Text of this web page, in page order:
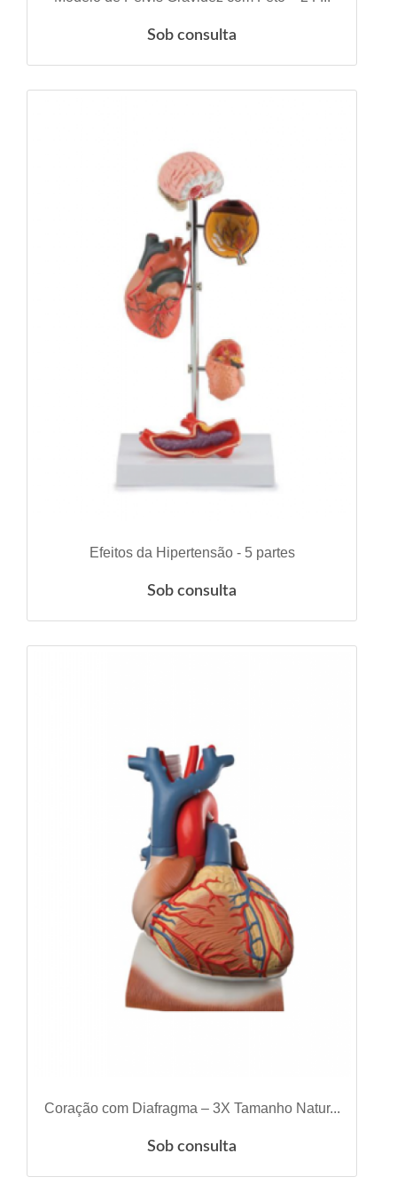
Sob consulta
VER DETALHES
Efeitos da Hipertensão - 5 partes
Sob consulta
VER DETALHES
Coração com Diafragma – 3X Tamanho Natur...
Sob consulta